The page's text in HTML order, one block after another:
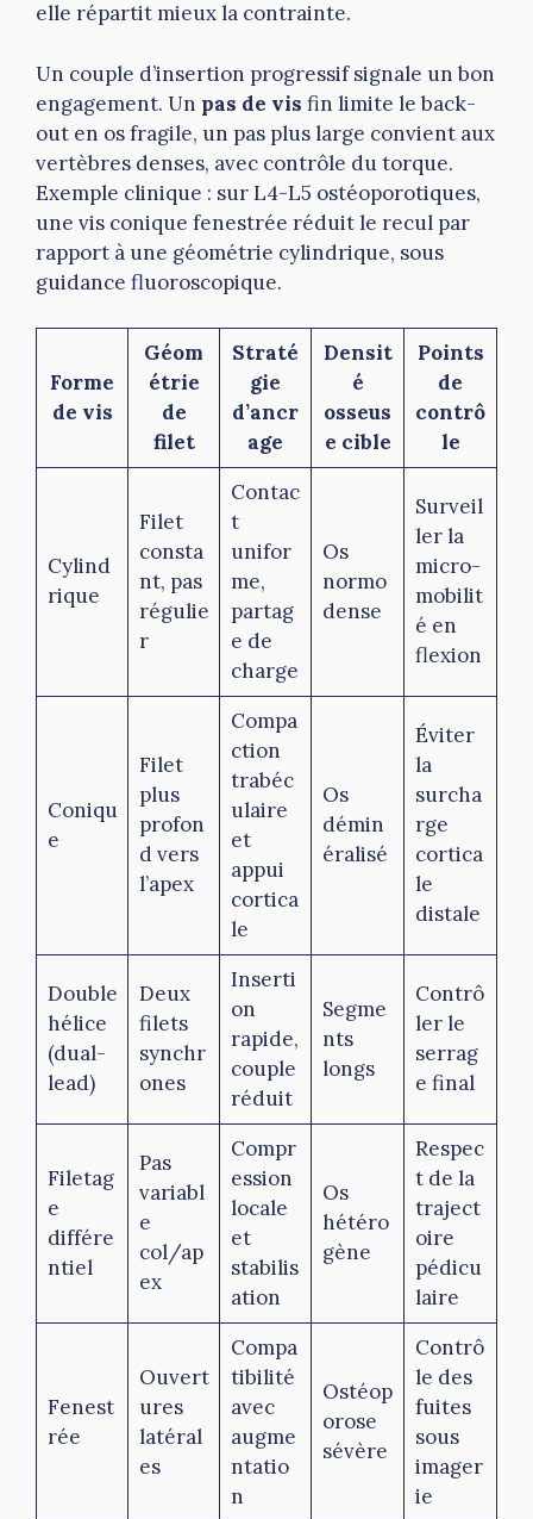
elle répartit mieux la contrainte.
Un couple d’insertion progressif signale un bon
engagement. Un pas de vis fin limite le back-
out en os fragile, un pas plus large convient aux
vertèbres denses, avec contrôle du torque.
Exemple clinique : sur L4-L5 ostéoporotiques,
une vis conique fenestrée réduit le recul par
rapport à une géométrie cylindrique, sous
guidance fluoroscopique.
Forme
de vis
Géom
étrie
de
filet
Straté
gie
d’ancr
age
Densit
é
osseus
e cible
Points
de
contrô
le
Cylind
rique
Filet
consta
nt, pas
régulie
r
Contac
t
unifor
me,
partag
e de
charge
Os
normo
dense
Surveil
ler la
micro-
mobilit
é en
flexion
Coniqu
e
Filet
plus
profon
d vers
l’apex
Compa
ction
trabéc
ulaire
et
appui
cortica
le
Os
démin
éralisé
Éviter
la
surcha
rge
cortica
le
distale
Double
hélice
(dual-
lead)
Deux
filets
synchr
ones
Inserti
on
rapide,
couple
réduit
Segme
nts
longs
Contrô
ler le
serrag
e final
Filetag
e
différe
ntiel
Pas
variabl
e
col/ap
ex
Compr
ession
locale
et
stabilis
ation
Os
hétéro
gène
Respec
t de la
traject
oire
pédicu
laire
Fenest
rée
Ouvert
ures
latéral
es
Compa
tibilité
avec
augme
ntatio
n
Ostéop
orose
sévère
Contrô
le des
fuites
sous
imager
ie